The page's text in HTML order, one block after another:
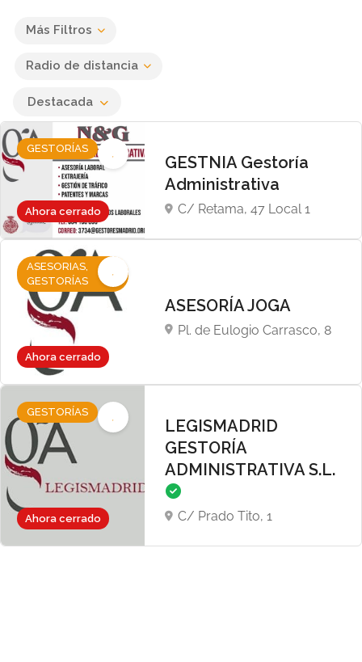
Más Filtros
Radio de distancia
Destacada
Ahora cerrado
GESTORÍAS
GESTNIA Gestoría
Administrativa
C/ Retama, 47 Local 1
Ahora cerrado
ASESORIAS,
GESTORÍAS
ASESORÍA JOGA
Pl. de Eulogio Carrasco, 8
Ahora cerrado
GESTORÍAS
LEGISMADRID
GESTORÍA
ADMINISTRATIVA S.L.
C/ Prado Tito, 1